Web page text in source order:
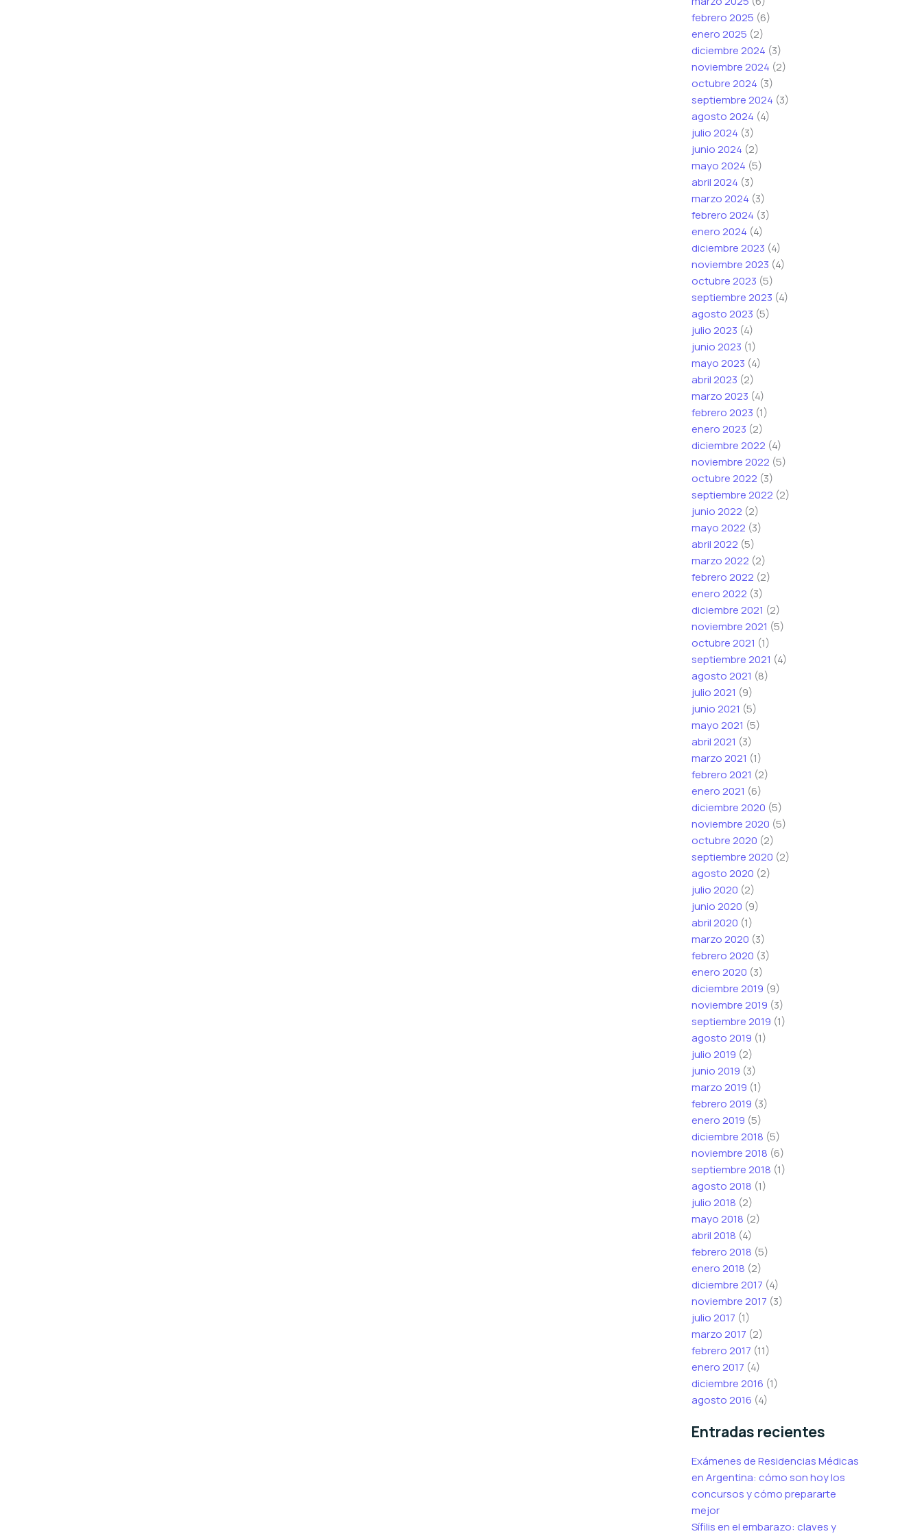
febrero 2025 (6)
enero 2025 (2)
diciembre 2024 (3)
noviembre 2024 (2)
octubre 2024 (3)
septiembre 2024 (3)
agosto 2024 (4)
julio 2024 (3)
junio 2024 (2)
mayo 2024 (5)
abril 2024 (3)
marzo 2024 (3)
febrero 2024 (3)
enero 2024 (4)
diciembre 2023 (4)
noviembre 2023 (4)
octubre 2023 (5)
septiembre 2023 (4)
agosto 2023 (5)
julio 2023 (4)
junio 2023 (1)
mayo 2023 (4)
abril 2023 (2)
marzo 2023 (4)
febrero 2023 (1)
enero 2023 (2)
diciembre 2022 (4)
noviembre 2022 (5)
octubre 2022 (3)
septiembre 2022 (2)
junio 2022 (2)
mayo 2022 (3)
abril 2022 (5)
marzo 2022 (2)
febrero 2022 (2)
enero 2022 (3)
diciembre 2021 (2)
noviembre 2021 (5)
octubre 2021 (1)
septiembre 2021 (4)
agosto 2021 (8)
julio 2021 (9)
junio 2021 (5)
mayo 2021 (5)
abril 2021 (3)
marzo 2021 (1)
febrero 2021 (2)
enero 2021 (6)
diciembre 2020 (5)
noviembre 2020 (5)
octubre 2020 (2)
septiembre 2020 (2)
agosto 2020 (2)
julio 2020 (2)
junio 2020 (9)
abril 2020 (1)
marzo 2020 (3)
febrero 2020 (3)
enero 2020 (3)
diciembre 2019 (9)
noviembre 2019 (3)
septiembre 2019 (1)
agosto 2019 (1)
julio 2019 (2)
junio 2019 (3)
marzo 2019 (1)
febrero 2019 (3)
enero 2019 (5)
diciembre 2018 (5)
noviembre 2018 (6)
septiembre 2018 (1)
agosto 2018 (1)
julio 2018 (2)
mayo 2018 (2)
abril 2018 (4)
febrero 2018 (5)
enero 2018 (2)
diciembre 2017 (4)
noviembre 2017 (3)
julio 2017 (1)
marzo 2017 (2)
febrero 2017 (11)
enero 2017 (4)
diciembre 2016 (1)
agosto 2016 (4)
Entradas recientes
Exámenes de Residencias Médicas
en Argentina: cómo son hoy los
concursos y cómo prepararte
mejor
Sífilis en el embarazo: claves y